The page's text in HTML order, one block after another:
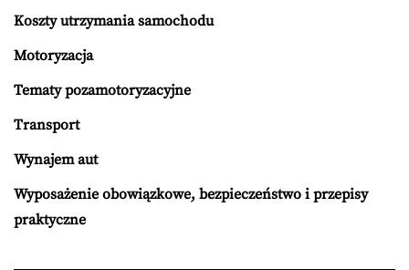
Koszty utrzymania samochodu
Motoryzacja
Tematy pozamotoryzacyjne
Transport
Wynajem aut
Wyposażenie obowiązkowe, bezpieczeństwo i przepisy
praktyczne